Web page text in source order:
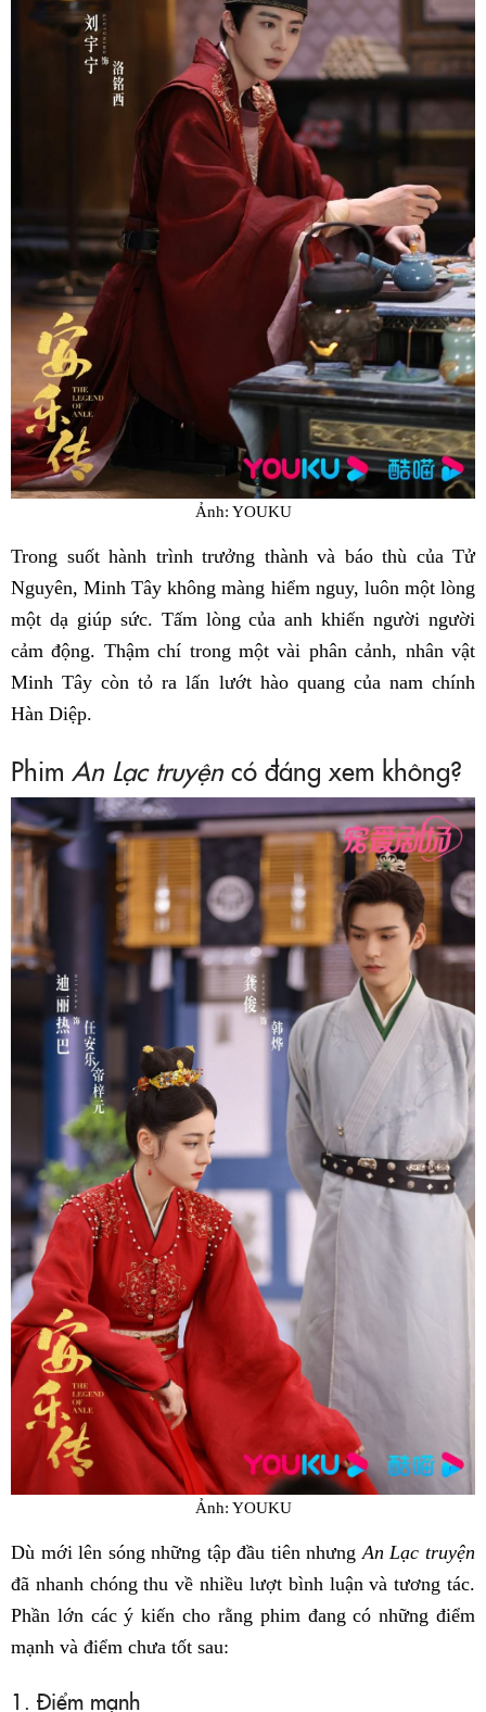
Ảnh: YOUKU
Trong suốt hành trình trưởng thành và báo thù của Tử
Nguyên, Minh Tây không màng hiểm nguy, luôn một lòng
một dạ giúp sức. Tấm lòng của anh khiến người người
cảm động. Thậm chí trong một vài phân cảnh, nhân vật
Minh Tây còn tỏ ra lấn lướt hào quang của nam chính
Hàn Diệp.
Phim An Lạc truyện có đáng xem không?
Ảnh: YOUKU
Dù mới lên sóng những tập đầu tiên nhưngAn Lạc truyện
đã nhanh chóng thu về nhiều lượt bình luận và tương tác.
Phần lớn các ý kiến cho rằng phim đang có những điểm
mạnh và điểm chưa tốt sau:
1. Điểm mạnh